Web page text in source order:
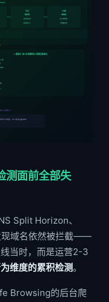
⑤交互
事件仿真
鼠标轨迹生成
滚动事件注入
⑥沙箱
感知绕过
反VM检测消除
延时触发伪装
✅ 模拟后: 拟人化流量特征 (低置信度通过)
字段
分布）
过
人类用户」
HTTP流量 · VT=真实设备APP
测面前全部失
Split Horizon、
现域名依然被拦截——
当时，而是运营2-3
维度的累积检测。
Browsing的后台爬